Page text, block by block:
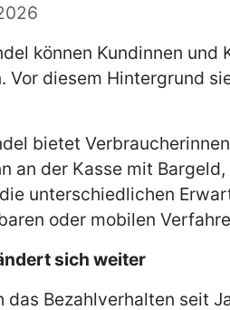
können Kundinnen
Vor diesem Hintergrund
bietet
an der Kasse mit
unterschiedlichen
oder mobilen
sich weiter
Bezahlverhalten seit